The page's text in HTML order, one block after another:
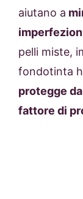
aiutano a
pelli miste,
fondotinta
protegge
fattore di